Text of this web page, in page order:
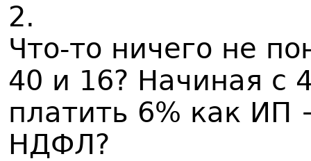
2.
Что-то ничего не
40 и 16? Начиная с
платить 6% как ИП
НДФЛ?